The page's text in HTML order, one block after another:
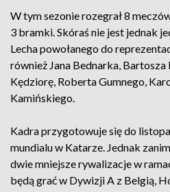
W tym sezonie rozegrał 8
3 bramki. Skóraś nie jest jednak
Lecha powołanego do
również Jana Bednarka,
Kędziorę, Roberta Gumnego,
Kamińskiego.
Kadra przygotowuje się do
mundialu w Katarze. Jednak
dwie mniejsze rywalizacje w
będą grać w Dywizji A z Belgią,